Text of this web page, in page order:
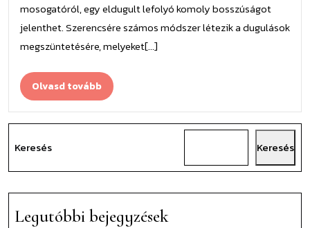
mosogatóról, egy eldugult lefolyó komoly bosszúságot
jelenthet. Szerencsére számos módszer létezik a dugulások
megszüntetésére, melyeket[...]
Olvasd továbbOlvasd
tovább
Keresés Keresés
Legutóbbi bejegyzések